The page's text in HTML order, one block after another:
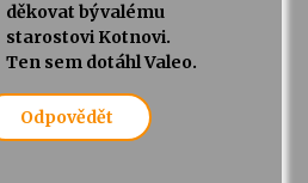
děkovat bývalému
starostovi Kotnovi.
Ten sem dotáhl Valeo.
Odpovědět